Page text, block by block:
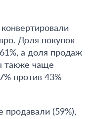
. Доля покупок
а доля продаж
также чаще
против 43%
(59%),